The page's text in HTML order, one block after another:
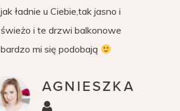
jak ładnie u Ciebie,tak jasno i
świeżo i te drzwi balkonowe
bardzo mi się podobają
AGNIESZKA